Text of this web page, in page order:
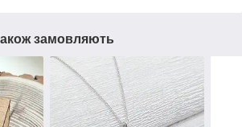
замовляють